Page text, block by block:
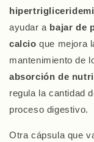
ayudar a bajar de
calcio que mejora
mantenimiento de
absorción de
regula la cantidad
proceso digestivo.
Otra cápsula que